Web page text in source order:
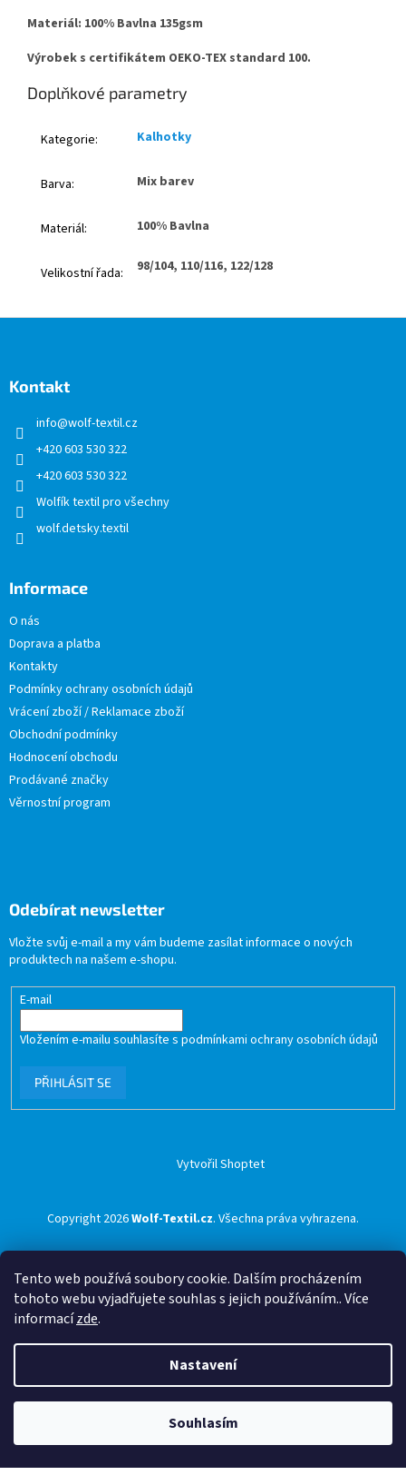
Tento web používá soubory cookie. Dalším procházením
tohoto webu vyjadřujete souhlas s jejich používáním.. Více
informacízde.
Nastavení
Souhlasím
Materiál: 100% Bavlna 135gsm
Výrobek s certifikátem OEKO-TEX standard 100.
Doplňkové parametry
Kategorie: Kalhotky
Barva: Mix barev
Materiál: 100% Bavlna
Velikostní řada: 98/104, 110/116, 122/128
Kontakt
info@wolf-textil.cz
+420 603 530 322
+420 603 530 322
Wolfík textil pro všechny
wolf.detsky.textil
Informace
O nás
Doprava a platba
Kontakty
Podmínky ochrany osobních údajů
Vrácení zboží / Reklamace zboží
Obchodní podmínky
Hodnocení obchodu
Prodávané značky
Věrnostní program
Odebírat newsletter
Vložte svůj e-mail a my vám budeme zasílat informace o nových
produktech na našem e-shopu.
E-mail
Vložením e-mailu souhlasíte s podmínkami ochrany osobních údajů
PŘIHLÁSIT SE
Vytvořil Shoptet
Copyright 2026Wolf-Textil.cz. Všechna práva vyhrazena.